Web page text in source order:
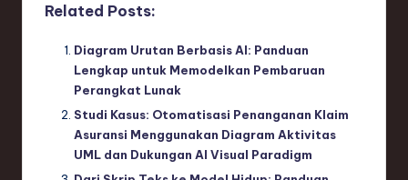
Related Posts:
Diagram Urutan Berbasis AI: Panduan
Lengkap untuk Memodelkan Pembaruan
Perangkat Lunak
Studi Kasus: Otomatisasi Penanganan Klaim
Asuransi Menggunakan Diagram Aktivitas
UML dan Dukungan AI Visual Paradigm